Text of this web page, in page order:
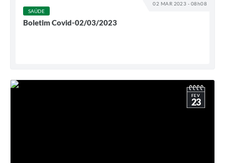
02 MAR 2023 - 08h08
SAÚDE
Boletim Covid-02/03/2023
FEV
23